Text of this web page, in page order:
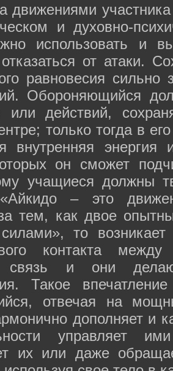
движениями
и духовно-
использовать и
от атаки.
равновесия сильно
Обороняющийся
или действий,
только тогда в
внутренняя
он сможет
учащиеся должны
– это
тем, как двое
то возникает
контакта
связь и они
Такое
отвечая на
дополняет и
управляет
их или даже